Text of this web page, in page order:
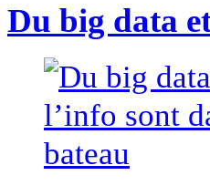
Du big data